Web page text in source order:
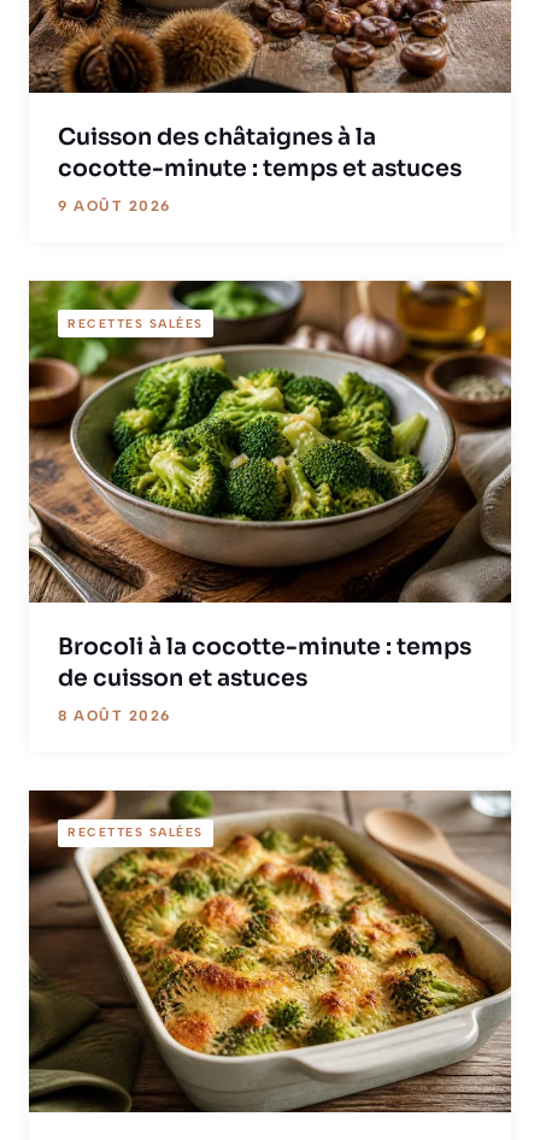
Cuisson des châtaignes à la
cocotte-minute : temps et astuces
9 AOÛT 2026
RECETTES SALÉES
Brocoli à la cocotte-minute : temps
de cuisson et astuces
8 AOÛT 2026
RECETTES SALÉES